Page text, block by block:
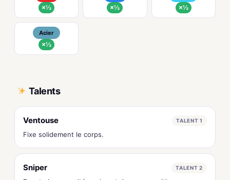
×½ ×½ ×½
Acier
×½
Talents
Ventouse TALENT 1
Fixe solidement le corps.
Sniper TALENT 2